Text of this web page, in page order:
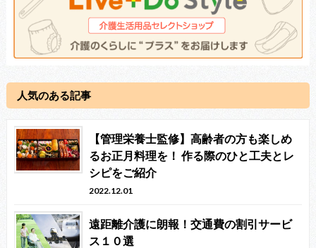
人気のある記事
【管理栄養士監修】高齢者の方も楽しめ
るお正月料理を！ 作る際のひと工夫とレ
シピをご紹介
2022.12.01
遠距離介護に朗報！交通費の割引サービ
ス１０選